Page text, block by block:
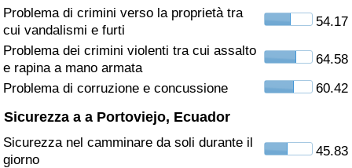
Problema di crimini verso la proprietà tra
cui vandalismi e furti
54.17
Problema dei crimini violenti tra cui assalto
e rapina a mano armata
64.58
Problema di corruzione e concussione
60.42
Sicurezza a a Portoviejo, Ecuador
Sicurezza nel camminare da soli durante il
giorno
45.83
Inquinamento
Indice dell’Inquinamento (Corrente)
Indice dell’Inquinamento per Nazione